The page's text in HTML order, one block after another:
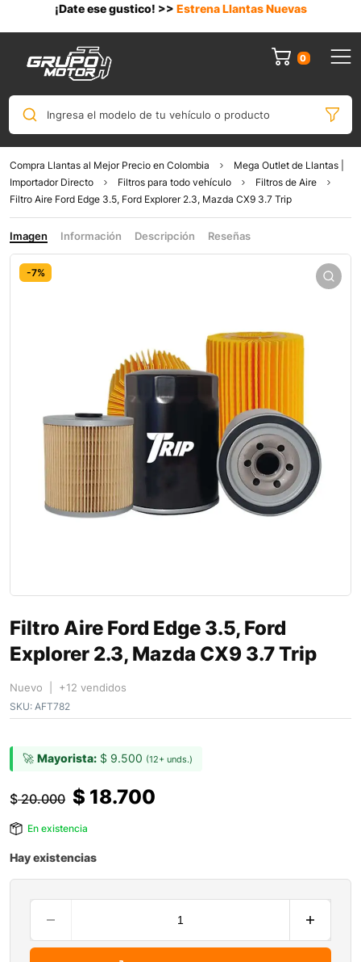
¡Date ese gustico! >> Estrena Llantas Nuevas
0
Ingresa el modelo de tu vehículo o producto
Compra Llantas al Mejor Precio en Colombia
Mega Outlet de Llantas |
Importador Directo
Filtros para todo vehículo
Filtros de Aire
Filtro Aire Ford Edge 3.5, Ford Explorer 2.3, Mazda CX9 3.7 Trip
Imagen Información Descripción Reseñas
-7%
Filtro Aire Ford Edge 3.5, Ford
Explorer 2.3, Mazda CX9 3.7 Trip
Nuevo | +12 vendidos
SKU: AFT782
🚀 Mayorista: $ 9.500 (12+ unds.)
$20.000 $ 18.700
En existencia
Hay existencias